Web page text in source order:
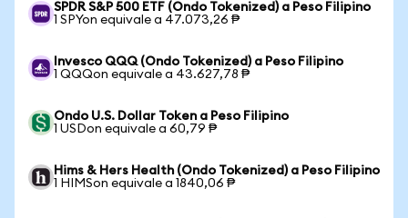
SPDR S&P 500 ETF (Ondo Tokenized) a Peso Filipino
1 SPYon equivale a 47.073,26 ₱
Invesco QQQ (Ondo Tokenized) a Peso Filipino
1 QQQon equivale a 43.627,78 ₱
Ondo U.S. Dollar Token a Peso Filipino
1 USDon equivale a 60,79 ₱
Hims & Hers Health (Ondo Tokenized) a Peso Filipino
1 HIMSon equivale a 1840,06 ₱